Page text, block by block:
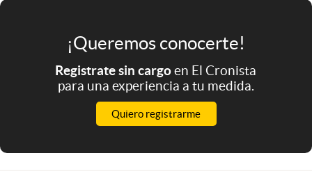
¡Queremos conocerte!
Registrate sin cargoen El Cronista
para una experiencia a tu medida.
Quiero registrarme